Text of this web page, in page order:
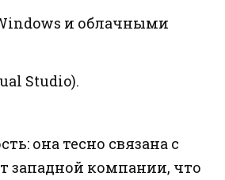
и облачными
Studio).
она тесно связана с
западной компании, что